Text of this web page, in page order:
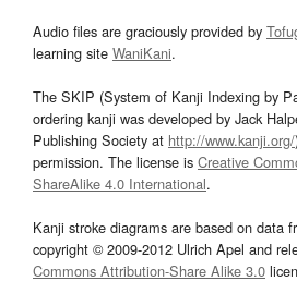
Audio files are graciously provided by
learning site WaniKani.
The SKIP (System of Kanji Indexing by
ordering kanji was developed by Jack
Publishing Society at http://www.kanji.org/
permission. The license is Creative
ShareAlike 4.0 International.
Kanji stroke diagrams are based on data
copyright © 2009-2012 Ulrich Apel and
Commons Attribution-Share Alike 3.0